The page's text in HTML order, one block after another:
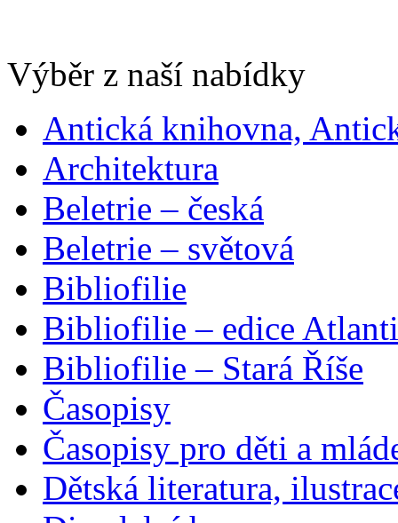
Výběr z naší nabídky
Antická knihovna,
Architektura
Beletrie – česká
Beletrie – světová
Bibliofilie
Bibliofilie – edice
Bibliofilie – Stará Říše
Časopisy
Časopisy pro děti a
Dětská literatura,